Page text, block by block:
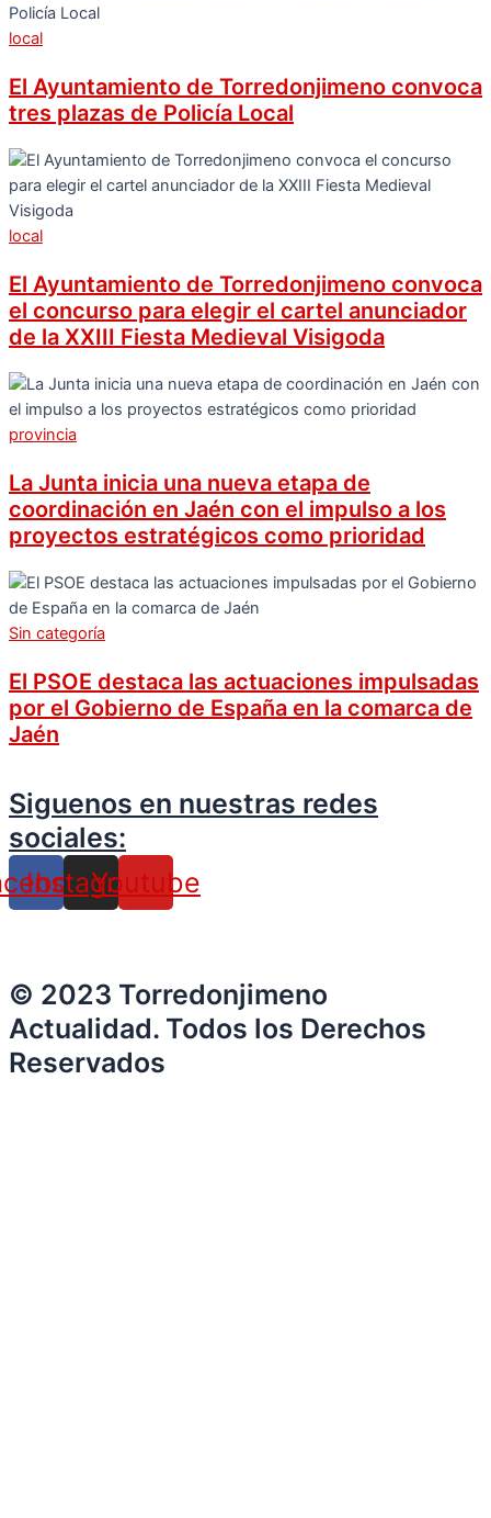
local
El Ayuntamiento de Torredonjimeno convoca
tres plazas de Policía Local
local
El Ayuntamiento de Torredonjimeno convoca
el concurso para elegir el cartel anunciador
de la XXIII Fiesta Medieval Visigoda
provincia
La Junta inicia una nueva etapa de
coordinación en Jaén con el impulso a los
proyectos estratégicos como prioridad
Sin categoría
El PSOE destaca las actuaciones impulsadas
por el Gobierno de España en la comarca de
Jaén
Siguenos en nuestras redes
sociales:
Instagram
Youtube
© 2023 Torredonjimeno
Actualidad. Todos los Derechos
Reservados